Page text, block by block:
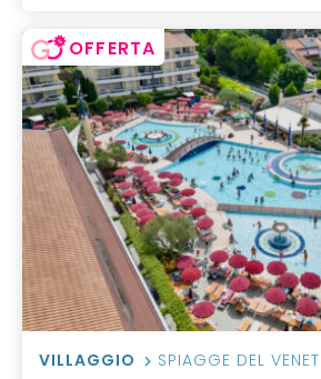
OFFERTA
VILLAGGIO SPIAGGE DEL